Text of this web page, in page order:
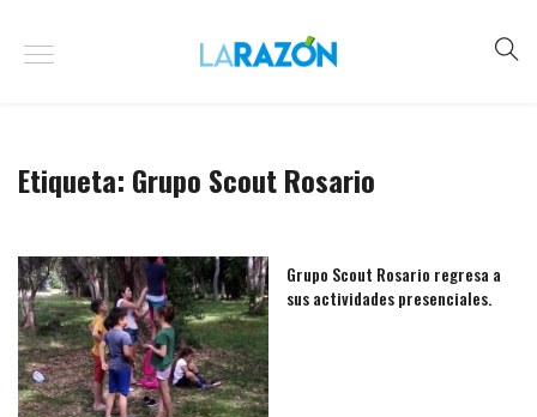
Etiqueta: Grupo Scout Rosario
Grupo Scout Rosario regresa a
sus actividades presenciales.